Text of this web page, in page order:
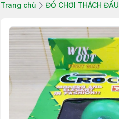
Trang chủ ĐỒ CHƠI THÁCH ĐẤU